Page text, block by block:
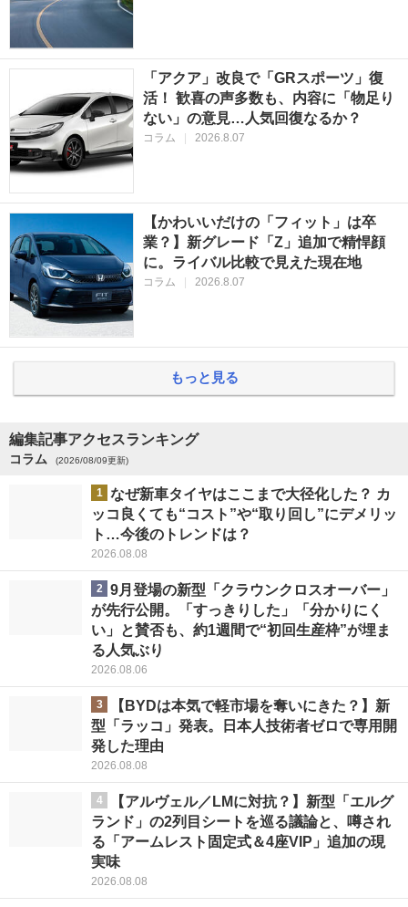
「アクア」改良で「GRスポーツ」復
活！ 歓喜の声多数も、内容に「物足り
ない」の意見…人気回復なるか？
コラム | 2026.8.07
【かわいいだけの「フィット」は卒
業？】新グレード「Z」追加で精悍顔
に。ライバル比較で見えた現在地
コラム | 2026.8.07
もっと見る
編集記事アクセスランキング
コラム (2026/08/09更新)
1
なぜ新車タイヤはここまで大径化した？ カ
ッコ良くても“コスト”や“取り回し”にデメリッ
ト…今後のトレンドは？
2026.08.08
2
9月登場の新型「クラウンクロスオーバー」
が先行公開。「すっきりした」「分かりにく
い」と賛否も、約1週間で“初回生産枠”が埋ま
る人気ぶり
2026.08.06
3
【BYDは本気で軽市場を奪いにきた？】新
型「ラッコ」発表。日本人技術者ゼロで専用開
発した理由
2026.08.08
4
【アルヴェル／LMに対抗？】新型「エルグ
ランド」の2列目シートを巡る議論と、噂され
る「アームレスト固定式＆4座VIP」追加の現
実味
2026.08.08